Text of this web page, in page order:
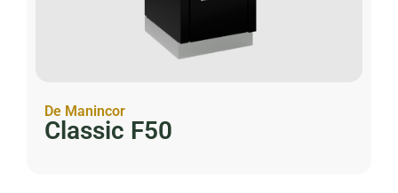
De Manincor
Classic F50